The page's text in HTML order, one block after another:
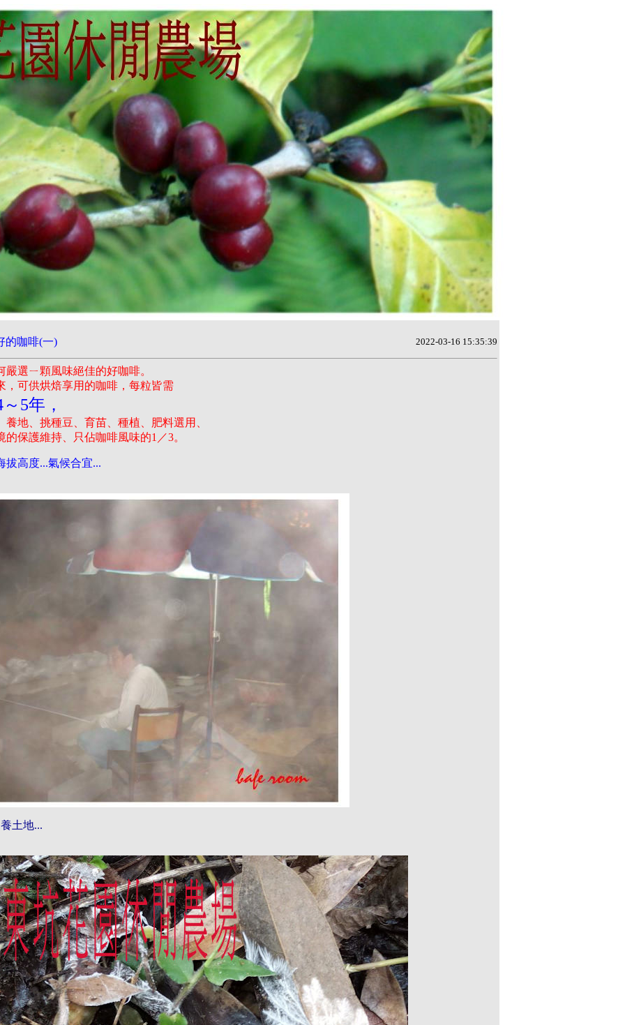
的咖啡(一) 2022-03-16 15:35:39
嚴選ㄧ顆風味絕佳的好咖啡。
，可供烘焙享用的咖啡，每粒皆需
5年，
養地、挑種豆、育苗、種植、肥料選用、
的保護維持、只佔咖啡風味的1／3。
拔高度...氣候合宜...
土地...